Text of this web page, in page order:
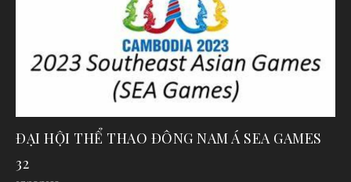
ĐẠI HỘI THỂ THAO ĐÔNG NAM Á SEA GAMES
32